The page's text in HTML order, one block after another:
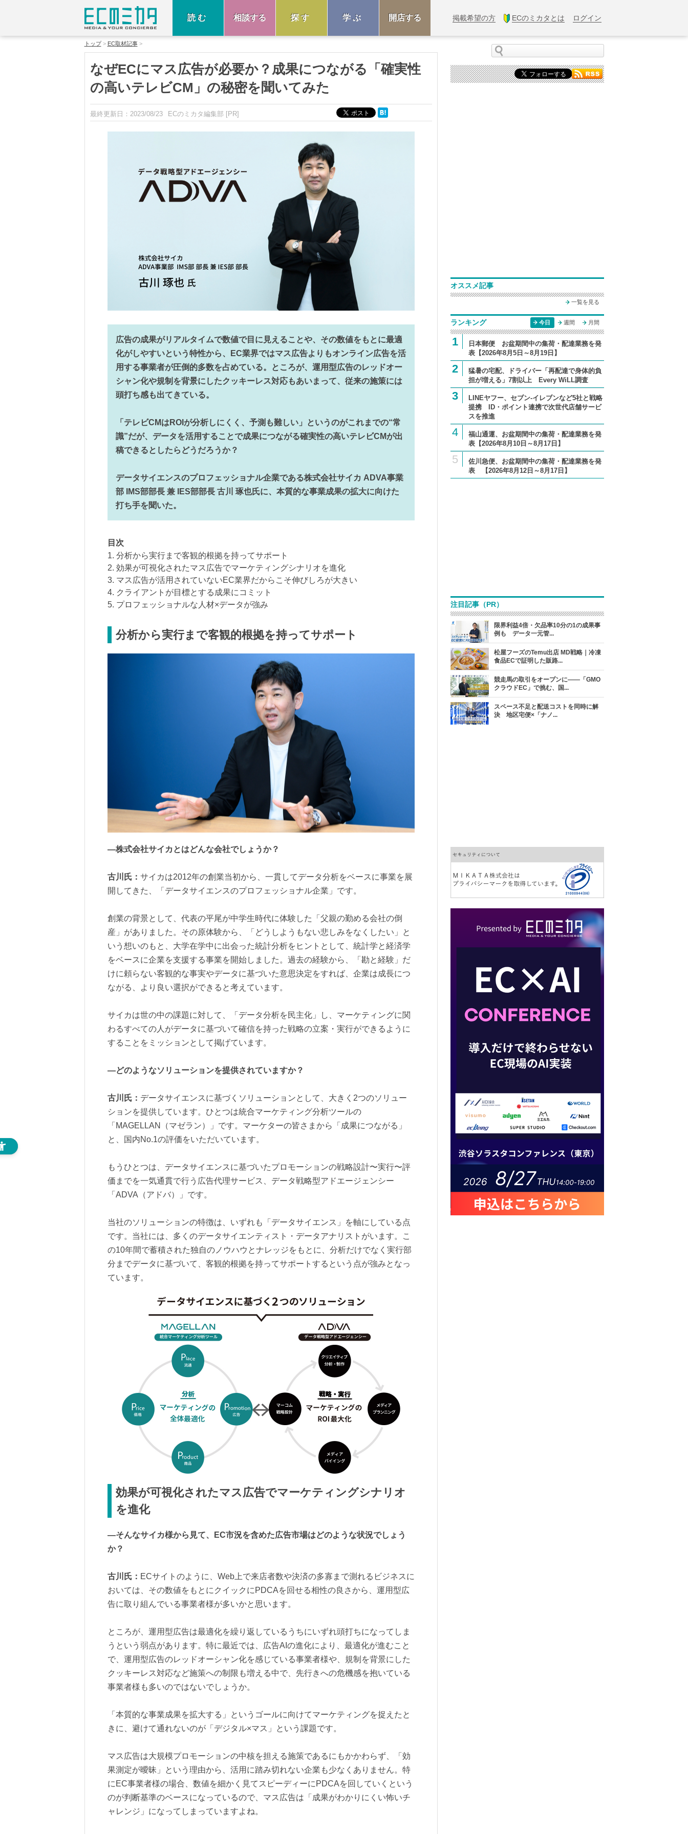
読む 相談する 探す 学ぶ 開店する 掲載希望の方 ECのミカタとは ログイン
トップ EC取材記事
なぜECにマス広告が必要か？成果につながる「確実性
の高いテレビCM」の秘密を聞いてみた
最終更新日： 2023/08/23 ECのミカタ編集部 [PR]
広告の成果がリアルタイムで数値で目に見えることや、その数値をもとに最適
化がしやすいという特性から、EC業界ではマス広告よりもオンライン広告を活
用する事業者が圧倒的多数を占めている。ところが、運用型広告のレッドオー
シャン化や規制を背景にしたクッキーレス対応もあいまって、従来の施策には
頭打ち感も出てきている。
「テレビCMはROIが分析しにくく、予測も難しい」というのがこれまでの“常
識”だが、データを活用することで成果につながる確実性の高いテレビCMが出
稿できるとしたらどうだろうか？
データサイエンスのプロフェッショナル企業である株式会社サイカ ADVA事業
部 IMS部部長 兼 IES部部長 古川 琢也氏に、本質的な事業成果の拡大に向けた
打ち手を聞いた。
目次
1. 分析から実行まで客観的根拠を持ってサポート
2. 効果が可視化されたマス広告でマーケティングシナリオを進化
3. マス広告が活用されていないEC業界だからこそ伸びしろが大きい
4. クライアントが目標とする成果にコミット
5. プロフェッショナルな人材×データが強み
分析から実行まで客観的根拠を持ってサポート
―株式会社サイカとはどんな会社でしょうか？
古川氏： サイカは2012年の創業当初から、一貫してデータ分析をベースに事業を展
開してきた、「データサイエンスのプロフェッショナル企業」です。
創業の背景として、代表の平尾が中学生時代に体験した「父親の勤める会社の倒
産」がありました。その原体験から、「どうしようもない悲しみをなくしたい」と
いう想いのもと、大学在学中に出会った統計分析をヒントとして、統計学と経済学
をベースに企業を支援する事業を開始しました。過去の経験から、「勘と経験」だ
けに頼らない客観的な事実やデータに基づいた意思決定をすれば、企業は成長につ
ながる、より良い選択ができると考えています。
サイカは世の中の課題に対して、「データ分析を民主化」し、マーケティングに関
わるすべての人がデータに基づいて確信を持った戦略の立案・実行ができるように
することをミッションとして掲げています。
―どのようなソリューションを提供されていますか？
古川氏： データサイエンスに基づくソリューションとして、大きく2つのソリュー
ションを提供しています。ひとつは統合マーケティング分析ツールの
「MAGELLAN（マゼラン）」です。マーケターの皆さまから「成果につながる」
と、国内No.1の評価をいただいています。
もうひとつは、データサイエンスに基づいたプロモーションの戦略設計〜実行〜評
価までを一気通貫で行う広告代理サービス、データ戦略型アドエージェンシー
「ADVA（アドバ）」です。
当社のソリューションの特徴は、いずれも「データサイエンス」を軸にしている点
です。当社には、多くのデータサイエンティスト・データアナリストがいます。こ
の10年間で蓄積された独自のノウハウとナレッジをもとに、分析だけでなく実行部
分までデータに基づいて、客観的根拠を持ってサポートするという点が強みとなっ
ています。
効果が可視化されたマス広告でマーケティングシナリオ
を進化
―そんなサイカ様から見て、EC市況を含めた広告市場はどのような状況でしょう
か？
古川氏： ECサイトのように、Web上で来店者数や決済の多寡まで測れるビジネスに
おいては、その数値をもとにクイックにPDCAを回せる相性の良さから、運用型広
告に取り組んでいる事業者様が多いかと思います。
ところが、運用型広告は最適化を繰り返しているうちにいずれ頭打ちになってしま
うという弱点があります。特に最近では、広告AIの進化により、最適化が進むこと
で、運用型広告のレッドオーシャン化を感じている事業者様や、規制を背景にした
クッキーレス対応など施策への制限も増える中で、先行きへの危機感を抱いている
事業者様も多いのではないでしょうか。
「本質的な事業成果を拡大する」というゴールに向けてマーケティングを捉えたと
きに、避けて通れないのが「デジタル×マス」という課題です。
マス広告は大規模プロモーションの中核を担える施策であるにもかかわらず、「効
果測定が曖昧」という理由から、活用に踏み切れない企業も少なくありません。特
にEC事業者様の場合、数値を細かく見てスピーディーにPDCAを回していくという
のが判断基準のベースになっているので、マス広告は「成果がわかりにくい怖いチ
ャレンジ」になってしまっていますよね。
オススメ記事
一覧を見る
ランキング 今日 週間 月間
1
日本郵便 お盆期間中の集荷・配達業務を発
表【2026年8月5日～8月19日】
2
猛暑の宅配、ドライバー「再配達で身体的負
担が増える」7割以上 Every WiLL調査
3
LINEヤフー、セブン-イレブンなど5社と戦略
提携 ID・ポイント連携で次世代店舗サービ
スを推進
4
福山通運、お盆期間中の集荷・配達業務を発
表【2026年8月10日～8月17日】
5
佐川急便、お盆期間中の集荷・配達業務を発
表 【2026年8月12日～8月17日】
注目記事（PR）
限界利益4倍・欠品率10分の1の成果事
例も データ一元管...
松屋フーズのTemu出店 MD戦略｜冷凍
食品ECで証明した販路...
競走馬の取引をオープンに――「GMO
クラウドEC」で挑む、国...
スペース不足と配送コストを同時に解
決 地区宅便×「ナノ...